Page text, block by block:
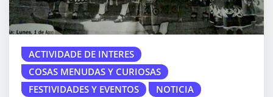
ACTIVIDADE DE INTERES
COSAS MENUDAS Y CURIOSAS
FESTIVIDADES Y EVENTOS
NOTICIA